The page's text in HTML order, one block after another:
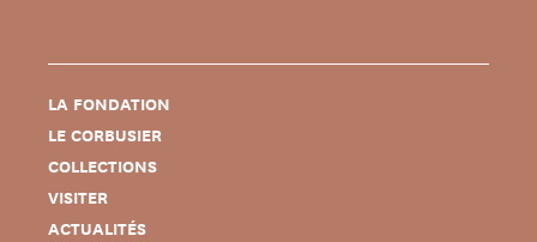
LA FONDATION
LE CORBUSIER
COLLECTIONS
VISITER
ACTUALITÉS